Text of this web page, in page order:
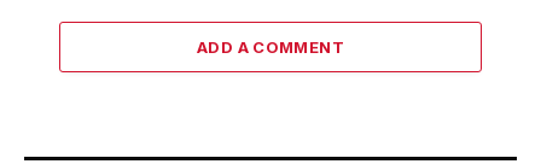
ADD A COMMENT